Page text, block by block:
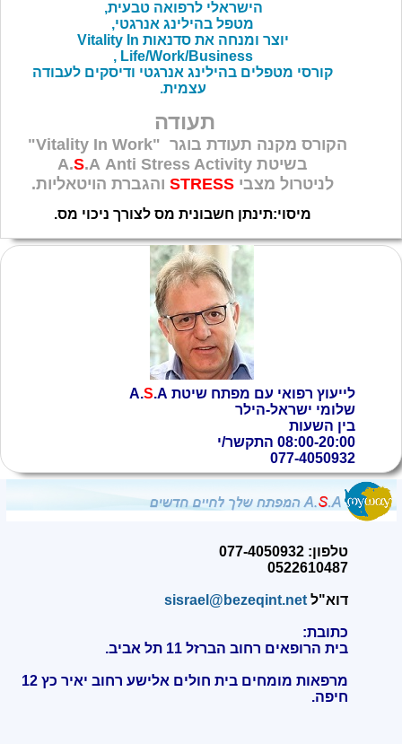
הישראלי לרפואה טבעית,
מטפל בהילינג אנרגטי,
יוצר ומנחה את סדנאות Vitality In
Life/Work/Business ,
קורסי מטפלים בהילינג אנרגטי ודיסקים לעבודה
עצמית.
תעודה
הקורס מקנה תעודת בוגר "Vitality In Work"
בשיטת
A.S.A Anti Stress Activity
לניטרול מצבי STRESSוהגברת הויטאליות.
מיסוי:תינתן חשבונית מס לצורך ניכוי מס.
לייעוץ רפואי עם מפתח שיטתA.
S.A
שלומי ישראל-הילר
בין השעות
08:00-20:00 התקשר/י
077-4050932
טלפון: 077-4050932
0522610487
דוא"לsisrael@bezeqint.net
כתובת:
בית הרופאים רחוב הברזל 11 תל אביב.
מרפאות מומחים בית חולים אלישע רחוב יאיר כץ 12
חיפה.